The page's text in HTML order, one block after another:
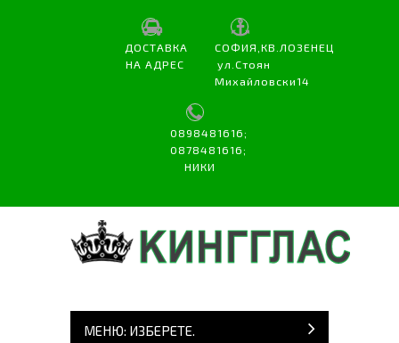
ДОСТАВКА
НА АДРЕС
СОФИЯ,КВ.ЛОЗЕНЕЦ
ул.Стоян
Михайловски14
0898481616;
0878481616;
НИКИ
МЕНЮ: ИЗБЕРЕТЕ.